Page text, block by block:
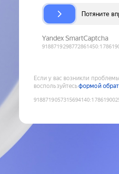
Если у вас возникли
воспользуйтесьформой
9188719057315694140: